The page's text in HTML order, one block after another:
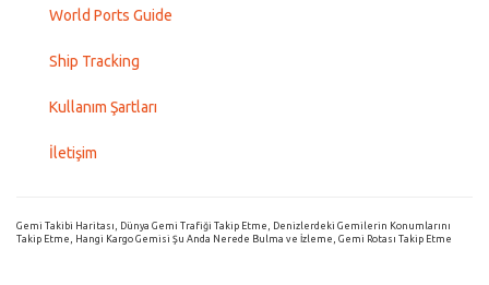
World Ports Guide
Ship Tracking
Kullanım Şartları
İletişim
Gemi Takibi Haritası, Dünya Gemi Trafiği Takip Etme, Denizlerdeki Gemilerin Konumlarını
Takip Etme, Hangi Kargo Gemisi Şu Anda Nerede Bulma ve İzleme, Gemi Rotası Takip Etme